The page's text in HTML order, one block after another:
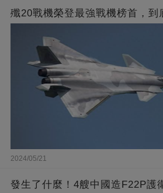
殲20戰機榮登最強戰機榜首，到
2024/05/21
發生了什麼！4艘中國造F22P護